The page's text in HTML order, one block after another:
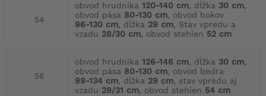
54
obvod hrudníka 120-140 cm, dĺžka 30 cm,
obvod pása 80-130 cm, obvod bokov
96-130 cm, dĺžka 29 cm, Stav vpredu a
vzadu 28/30 cm, obvod stehien 52 cm
56
obvod hrudníka 126-146 cm, dĺžka 30 cm,
obvod pása 80-130 cm, obvod bedra
98-134 cm, dĺžka 29 cm, stav vpredu aj
vzadu 29/31 cm, obvod stehien 54 cm